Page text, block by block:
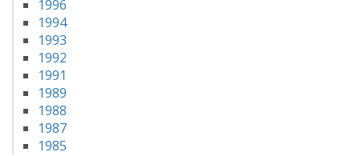
1996
1994
1993
1992
1991
1989
1988
1987
1985